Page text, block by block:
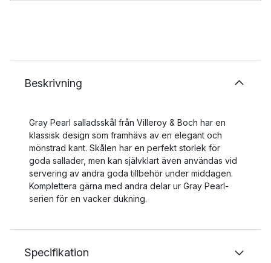
Beskrivning
Gray Pearl salladsskål från Villeroy & Boch har en
klassisk design som framhävs av en elegant och
mönstrad kant. Skålen har en perfekt storlek för
goda sallader, men kan självklart även användas vid
servering av andra goda tillbehör under middagen.
Komplettera gärna med andra delar ur Gray Pearl-
serien för en vacker dukning.
Specifikation